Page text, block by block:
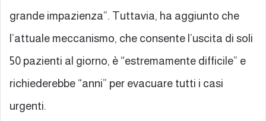
grande impazienza”. Tuttavia, ha aggiunto che
l’attuale meccanismo, che consente l’uscita di soli
50 pazienti al giorno, è “estremamente difficile” e
richiederebbe “anni” per evacuare tutti i casi
urgenti.